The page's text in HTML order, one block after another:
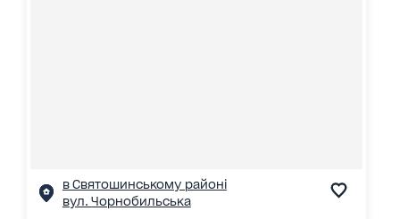
в Святошинському районі
вул. Чорнобильська